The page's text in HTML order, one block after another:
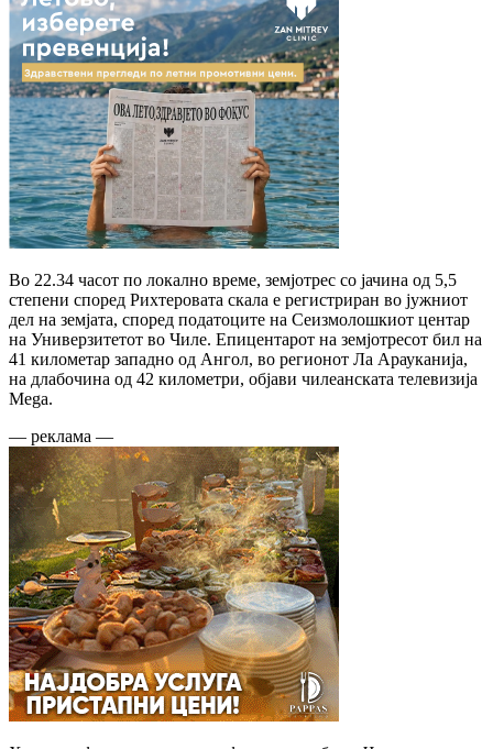
Во 22.34 часот по локално време, земјотрес со јачина од 5,5
степени според Рихтеровата скала е регистриран во јужниот
дел на земјата, според податоците на Сеизмолошкиот центар
на Универзитетот во Чиле. Епицентарот на земјотресот бил на
41 километар западно од Ангол, во регионот Ла Арауканија,
на длабочина од 42 километри, објави чилеанската телевизија
Mega.
— реклама —